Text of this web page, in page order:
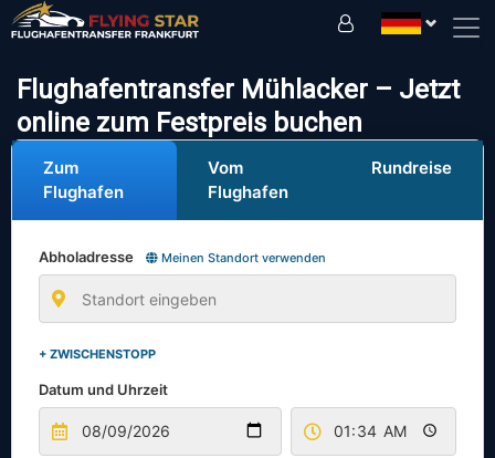
Flughafentransfer Mühlacker – Jetzt
online zum Festpreis buchen
Zum
Flughafen
Vom
Flughafen
Rundreise
Abholadresse Meinen Standort verwenden
+ ZWISCHENSTOPP
Datum und Uhrzeit